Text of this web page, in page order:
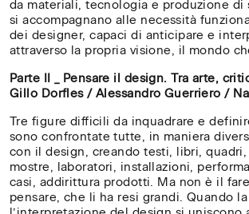
da materiali, tecnologia e produzione di
si accompagnano alle necessità
dei designer, capaci di anticipare e
attraverso la propria visione, il mondo
Parte II _ Pensare il design. Tra arte,
Gillo Dorfles / Alessandro Guerriero /
Tre figure difficili da inquadrare e
sono confrontate tutte, in maniera
con il design, creando testi, libri, quadri,
mostre, laboratori, installazioni,
casi, addirittura prodotti. Ma non è il
pensare, che li ha resi grandi. Quando